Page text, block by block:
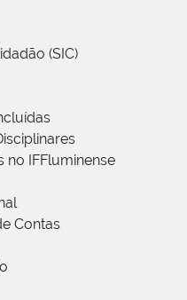
(SIC)
no IFFluminense
Contas